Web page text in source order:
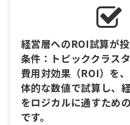
経営層へのROI試算が
条件：トピッククラス
費用対効果（ROI）を
体的な数値で試算し、
をロジカルに通すため
です。